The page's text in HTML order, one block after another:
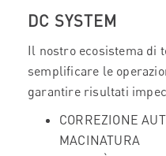
DC SYSTEM
Il nostro ecosistema di
semplificare le
garantire risultati
CORREZIONE
MACINATURA